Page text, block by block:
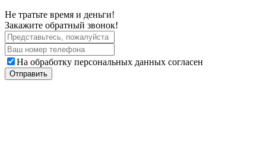
Не тратьте время и деньги!
Закажите обратный звонок!
На обработку персональных данных согласен